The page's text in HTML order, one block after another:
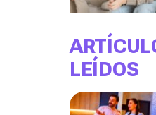
LEÍDOS